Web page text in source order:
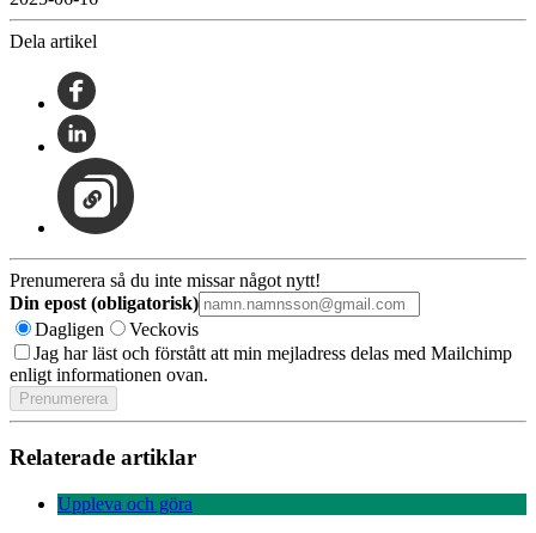
Dela artikel
Prenumerera så du inte missar något nytt!
Din epost (obligatorisk)
Dagligen
Veckovis
Jag har läst och förstått att min mejladress delas med Mailchimp
enligt informationen ovan.
Relaterade artiklar
Uppleva och göra